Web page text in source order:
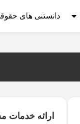
دانستنی های
ارائه خدمات